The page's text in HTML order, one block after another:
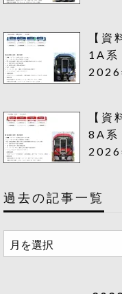
【
1A系
2026
【
8A系
2026
過去の記事一覧
過
去